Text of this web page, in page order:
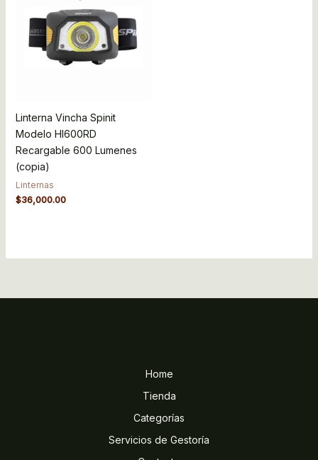
Linterna Vincha Spinit
Modelo Hl600RD
Recargable 600 Lumenes
(copia)
Linternas
$36,000.00
Home
Tienda
Categorías
Servicios de Gestoría